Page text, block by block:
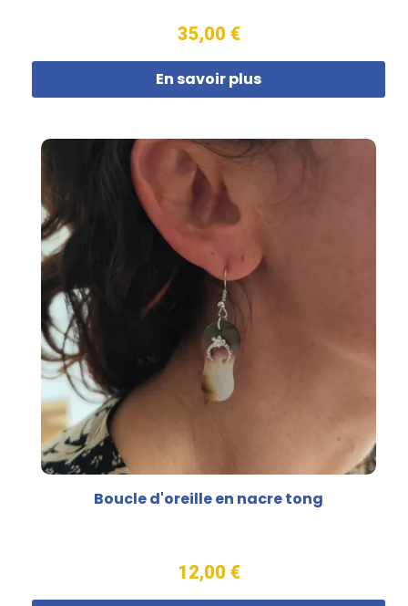
35,00 €
En savoir plus
Boucle d'oreille en nacre tong
12,00 €